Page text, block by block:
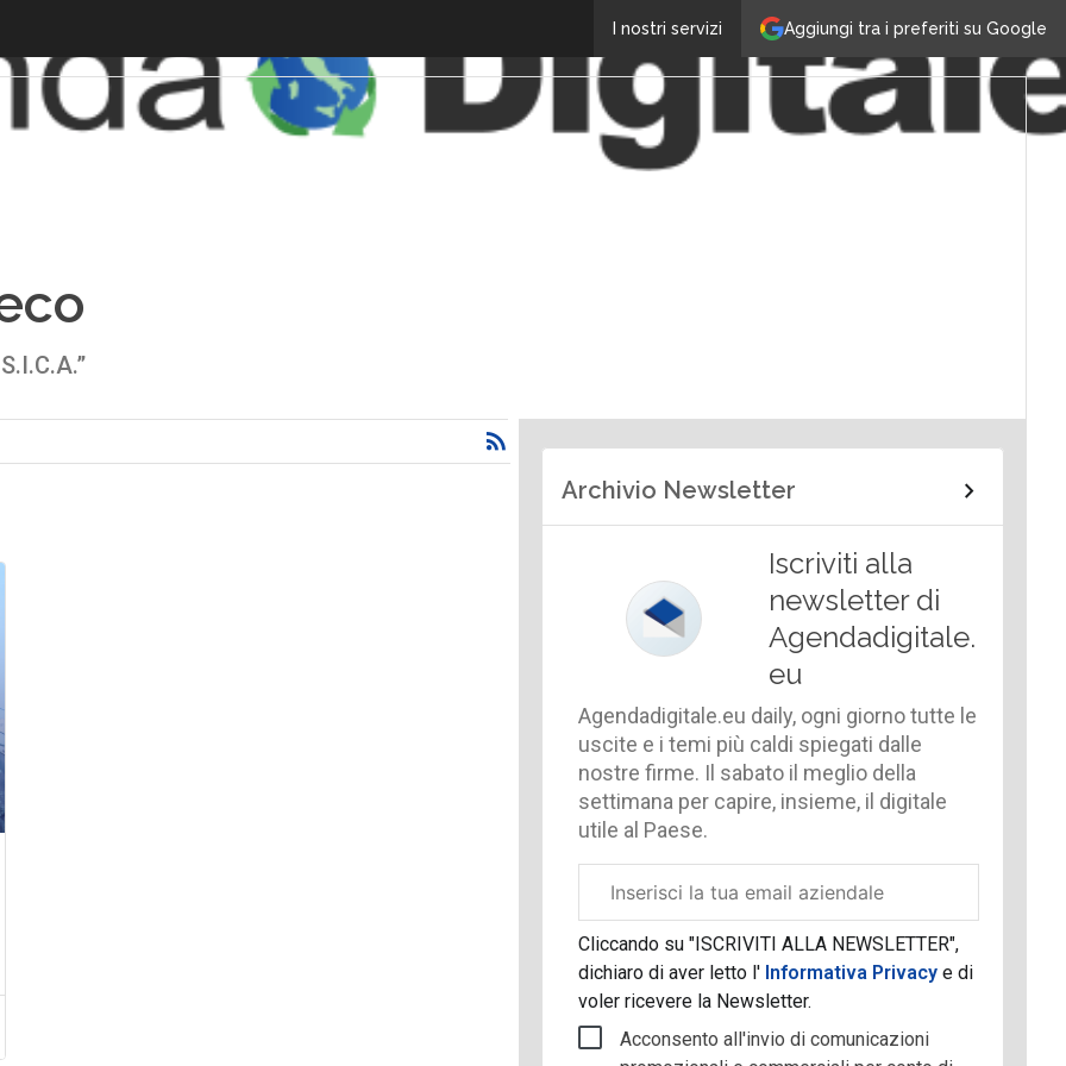
Aggiungi tra i preferiti su Google
I nostri servizi
Archivio Newsletter
Iscriviti alla
newsletter di
Agendadigitale.
eu
Agendadigitale.eu daily, ogni giorno tutte le
uscite e i temi più caldi spiegati dalle
nostre firme. Il sabato il meglio della
settimana per capire, insieme, il digitale
utile al Paese.
aziendale
Cliccando su "ISCRIVITI ALLA NEWSLETTER",
dichiaro di aver letto l' Informativa Privacye di
voler ricevere la Newsletter.
Acconsento all'invio di comunicazioni